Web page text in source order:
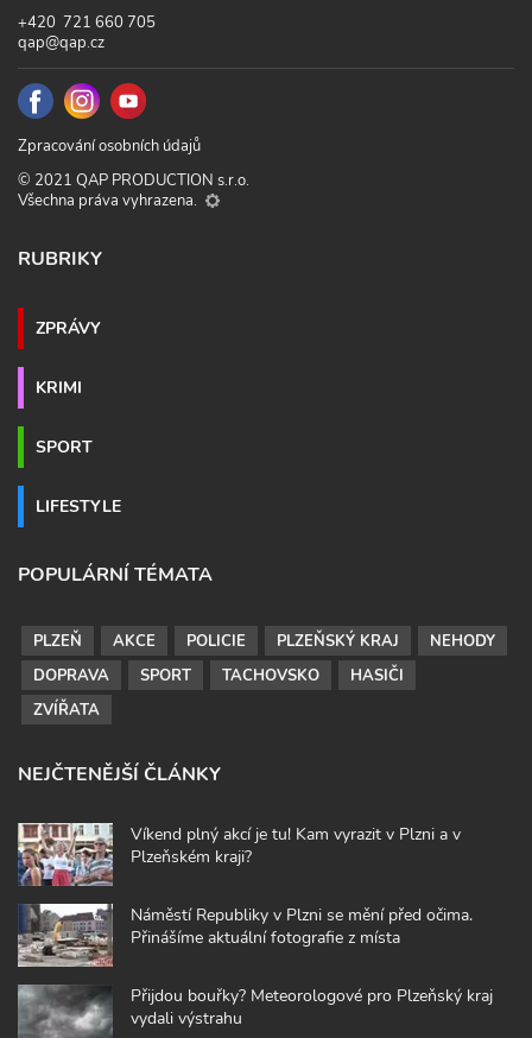
+420 721 660 705
qap@qap.cz
Zpracování osobních údajů
© 2021 QAP PRODUCTION s.r.o.
Všechna práva vyhrazena.
RUBRIKY
ZPRÁVY
KRIMI
SPORT
LIFESTYLE
POPULÁRNÍ TÉMATA
PLZEŇ AKCE POLICIE PLZEŇSKÝ KRAJ
NEHODY
DOPRAVA
SPORT TACHOVSKO
HASIČI
ZVÍŘATA
NEJČTENĚJŠÍ ČLÁNKY
Víkend plný akcí je tu! Kam vyrazit v Plzni a v
Plzeňském kraji?
Náměstí Republiky v Plzni se mění před očima.
Přinášíme aktuální fotografie z místa
Přijdou bouřky? Meteorologové pro Plzeňský kraj
vydali výstrahu